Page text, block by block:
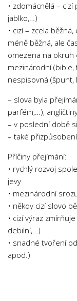
Novinky
• zdomácnělá –
jablko,…)
• cizí – zcela
méně běžná, ale
omezena na
mezinárodní
nespisovná (špunt,
– slova byla
parfém,…),
– v poslední době
– také
Příčiny přejímání:
• rychlý rozvoj
jevy
• mezinárodní
• někdy cizí slovo
• cizí výraz
debilní,…)
• snadné tvoření
apod.)